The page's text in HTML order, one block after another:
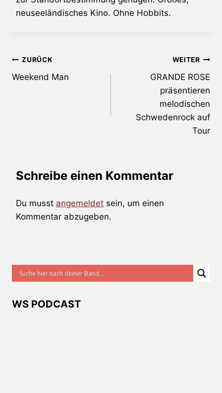
neuseeländisches Kino. Ohne Hobbits.
Beitragsnavigation
ZURÜCK
Weekend Man
WEITER
GRANDE ROSE
präsentieren
melodischen
Schwedenrock auf
Tour
Schreibe einen Kommentar
Du musst angemeldet sein, um einen
Kommentar abzugeben.
WS PODCAST